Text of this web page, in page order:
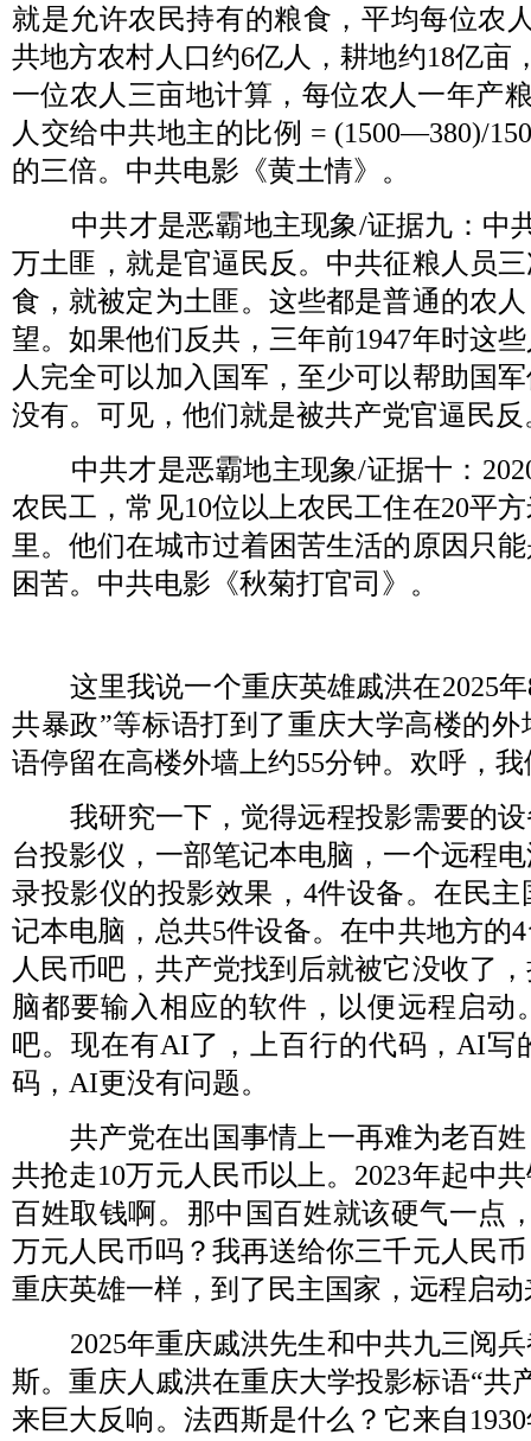
就是允许农民持有的粮食，平均每位农
共地方农村人口约6亿人，耕地约18亿亩
一位农人三亩地计算，每位农人一年产
人交给中共地主的比例 = (1500—380)/
的三倍。中共电影《黄土情》。
中共才是恶霸地主现象/证据九：中
万土匪，就是官逼民反。中共征粮人员
食，就被定为土匪。这些都是普通的农
望。如果他们反共，三年前1947年时这
人完全可以加入国军，至少可以帮助国
没有。可见，他们就是被共产党官逼民
中共才是恶霸地主现象/证据十：
农民工，常见10位以上农民工住在20平
里。他们在城市过着困苦生活的原因只
困苦。中共电影《秋菊打官司》。
这里我说一个重庆英雄戚洪在2025年
共暴政”等标语打到了重庆大学高楼的
语停留在高楼外墙上约55分钟。欢呼，
我研究一下，觉得远程投影需要的
台投影仪，一部笔记本电脑，一个远程
录投影仪的投影效果， 4件设备。在民主
记本电脑，总共5件设备。在中共地方的4
人民币吧，共产党找到后就被它没收了
脑都要输入相应的软件，以便远程启动
吧。现在有AI了，上百行的代码， AI写
码， AI更没有问题。
共产党在出国事情上一再难为老百
共抢走10万元人民币以上。 2023年起中
百姓取钱啊。那中国百姓就该硬气一点
万元人民币吗？我再送给你三千元人民
重庆英雄一样，到了民主国家，远程启动
2025年重庆戚洪先生和中共九三阅
斯。重庆人戚洪在重庆大学投影标语“共
来巨大反响。法西斯是什么？它来自 1930